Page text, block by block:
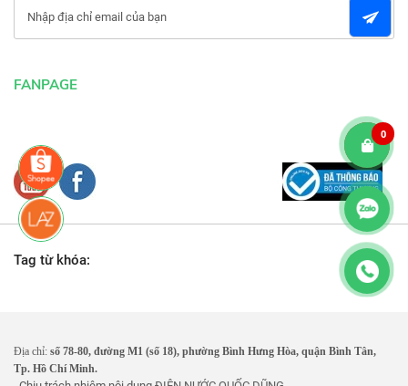
FANPAGE
Tag từ khóa:
Địa chỉ: số 78-80, đường M1 (số 18), phường Bình Hưng Hòa, quận Bình Tân,
Tp. Hồ Chí Minh.
0